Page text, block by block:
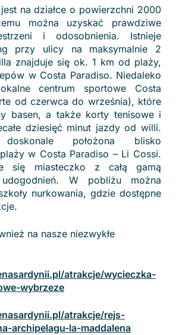
na działce o powierzchni 2000
można uzyskać prawdziwe
i odosobnienia. Istnieje
przy ulicy na maksymalnie 2
znajduje się ok. 1 km od plaży,
w Costa Paradiso. Niedaleko
centrum sportowe Costa
od czerwca do września), które
basen, a także korty tenisowe i
dziesięć minut jazdy od willi.
położona blisko
w Costa Paradiso – Li Cossi.
się miasteczko z całą gamą
udogodnień. W pobliżu można
nurkowania, gdzie dostępne
na nasze niezwykłe
atrakcje/wycieczka-
wybrzeze
atrakcje/rejs-
archipelagu-la-maddalena